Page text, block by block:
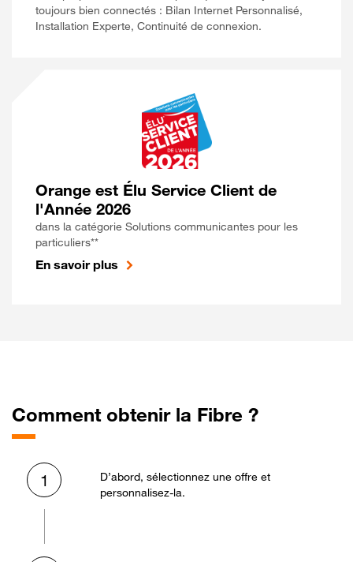
toujours bien connectés : Bilan Internet Personnalisé,
Installation Experte, Continuité de connexion.
Orange est Élu Service Client de
l'Année 2026
dans la catégorie Solutions communicantes pour les
particuliers**
En savoir plus
Comment obtenir la Fibre ?
1
D’abord, sélectionnez une offre et
personnalisez-la.